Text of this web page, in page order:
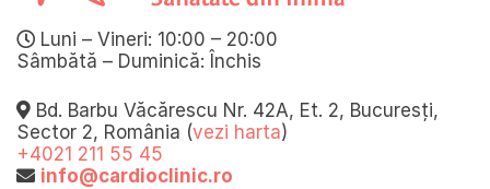
Luni – Vineri: 10:00 – 20:00
Sâmbătă – Duminică: Închis
Bd. Barbu Văcărescu Nr. 42A, Et. 2, Bucuresți,
Sector 2, România (vezi harta)
+4021 211 55 45
info@cardioclinic.ro